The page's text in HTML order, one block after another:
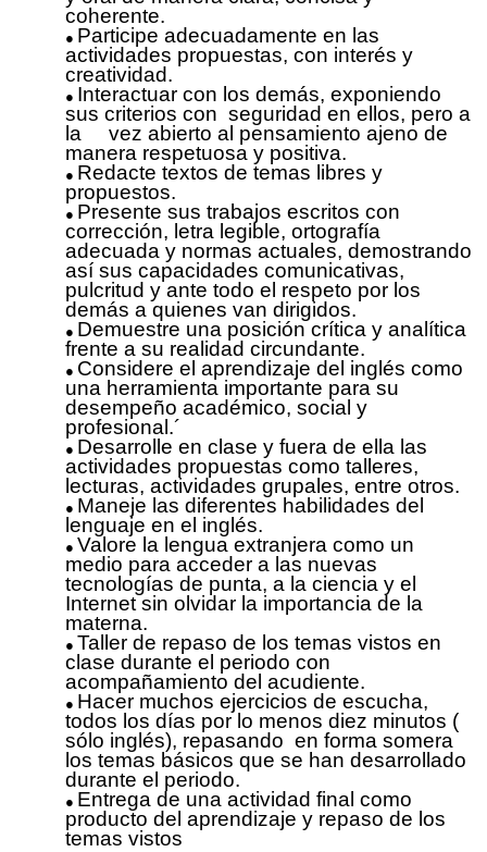
coherente.
Participe adecuadamente en las
actividades propuestas, con interés y
creatividad.
Interactuar con los demás, exponiendo
sus criterios con seguridad en ellos, pero a
la vez abierto al pensamiento ajeno de
manera respetuosa y positiva.
Redacte textos de temas libres y
propuestos.
Presente sus trabajos escritos con
corrección, letra legible, ortografía
adecuada y normas actuales, demostrando
así sus capacidades comunicativas,
pulcritud y ante todo el respeto por los
demás a quienes van dirigidos.
Demuestre una posición crítica y analítica
frente a su realidad circundante.
Considere el aprendizaje del inglés como
una herramienta importante para su
desempeño académico, social y
profesional.´
Desarrolle en clase y fuera de ella las
actividades propuestas como talleres,
lecturas, actividades grupales, entre otros.
Maneje las diferentes habilidades del
lenguaje en el inglés.
Valore la lengua extranjera como un
medio para acceder a las nuevas
tecnologías de punta, a la ciencia y el
Internet sin olvidar la importancia de la
materna.
Taller de repaso de los temas vistos en
clase durante el periodo con
acompañamiento del acudiente.
Hacer muchos ejercicios de escucha,
todos los días por lo menos diez minutos (
sólo inglés), repasando en forma somera
los temas básicos que se han desarrollado
durante el periodo.
Entrega de una actividad final como
producto del aprendizaje y repaso de los
temas vistos